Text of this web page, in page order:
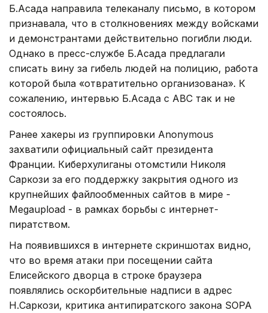
Б.Асада направила телеканалу письмо, в котором
признавала, что в столкновениях между войсками
и демонстрантами действительно погибли люди.
Однако в пресс-службе Б.Асада предлагали
списать вину за гибель людей на полицию, работа
которой была «отвратительно организована». К
сожалению, интервью Б.Асада с АВС так и не
состоялось.
Ранее хакеры из группировки Anonymous
захватили официальный сайт президента
Франции. Киберхулиганы отомстили Николя
Саркози за его поддержку закрытия одного из
крупнейших файлообменных сайтов в мире -
Megaupload - в рамках борьбы с интернет-
пиратством.
На появившихся в интернете скриншотах видно,
что во время атаки при посещении сайта
Елисейского дворца в строке браузера
появлялись оскорбительные надписи в адрес
Н.Саркози, критика антипиратского закона SOPA